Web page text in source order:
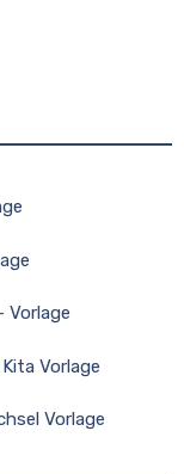
Vorlage
Vorlage
Vorlage